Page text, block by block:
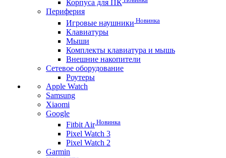
Корпуса для ПК
Периферия
Игровые наушники Новинка
Клавиатуры
Мыши
Комплекты клавиатура и мышь
Внешние накопители
Сетевое оборудование
Роутеры
Apple Watch
Samsung
Xiaomi
Google
Fitbit AirНовинка
Pixel Watch 3
Pixel Watch 2
Garmin